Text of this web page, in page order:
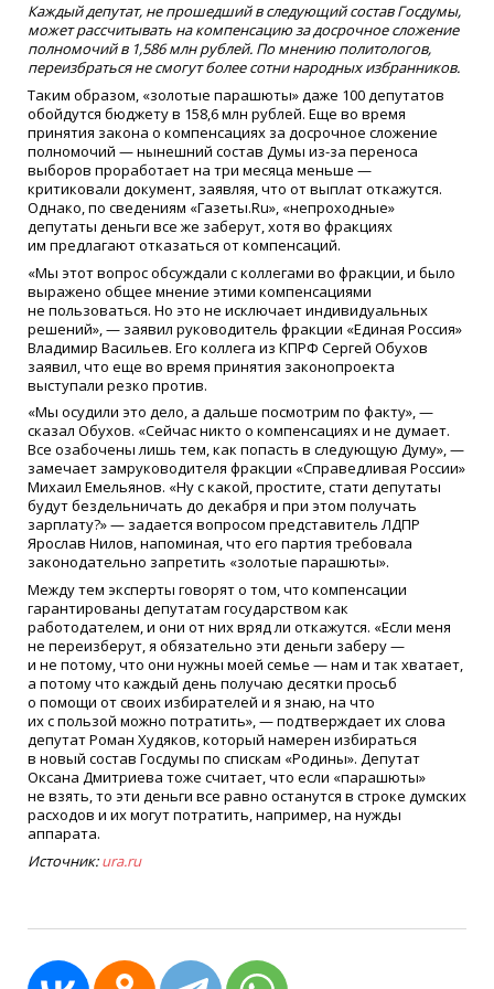
Каждый депутат, не прошедший в следующий состав Госдумы,
может рассчитывать на компенсацию за досрочное сложение
полномочий в 1,586 млн рублей. По мнению политологов,
переизбраться не смогут более сотни народных избранников.
Таким образом, «золотые парашюты» даже 100 депутатов
обойдутся бюджету в 158,6 млн рублей. Еще во время
принятия закона о компенсациях за досрочное сложение
полномочий — нынешний состав Думы из-за переноса
выборов проработает на три месяца меньше —
критиковали документ, заявляя, что от выплат откажутся.
Однако, по сведениям «Газеты.Ru», «непроходные»
депутаты деньги все же заберут, хотя во фракциях
им предлагают отказаться от компенсаций.
«Мы этот вопрос обсуждали с коллегами во фракции, и было
выражено общее мнение этими компенсациями
не пользоваться. Но это не исключает индивидуальных
решений», — заявил руководитель фракции «Единая Россия»
Владимир Васильев. Его коллега из КПРФ Сергей Обухов
заявил, что еще во время принятия законопроекта
выступали резко против.
«Мы осудили это дело, а дальше посмотрим по факту», —
сказал Обухов. «Сейчас никто о компенсациях и не думает.
Все озабочены лишь тем, как попасть в следующую Думу», —
замечает замруководителя фракции «Справедливая России»
Михаил Емельянов. «Ну с какой, простите, стати депутаты
будут бездельничать до декабря и при этом получать
зарплату?» — задается вопросом представитель ЛДПР
Ярослав Нилов, напоминая, что его партия требовала
законодательно запретить «золотые парашюты».
Между тем эксперты говорят о том, что компенсации
гарантированы депутатам государством как
работодателем, и они от них вряд ли откажутся. «Если меня
не переизберут, я обязательно эти деньги заберу —
и не потому, что они нужны моей семье — нам и так хватает,
а потому что каждый день получаю десятки просьб
о помощи от своих избирателей и я знаю, на что
их с пользой можно потратить», — подтверждает их слова
депутат Роман Худяков, который намерен избираться
в новый состав Госдумы по спискам «Родины». Депутат
Оксана Дмитриева тоже считает, что если «парашюты»
не взять, то эти деньги все равно останутся в строке думских
расходов и их могут потратить, например, на нужды
аппарата.
Источник: ura.ru